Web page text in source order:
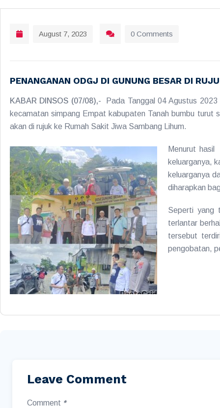
August 7, 2023 0 Comments
PENANGANAN ODGJ DI GUNUNG BESAR DI
KABAR DINSOS (07/08),-
Pada Tanggal 04 Agustus
kecamatan simpang Empat kabupaten Tanah bumbu
akan di rujuk ke Rumah Sakit Jiwa Sambang Lihum.
Menurut
keluarganya,
keluarganya
diharapkan
Seperti yang
terlantar
tersebut
pengobatan,
Leave Comment
Comment *